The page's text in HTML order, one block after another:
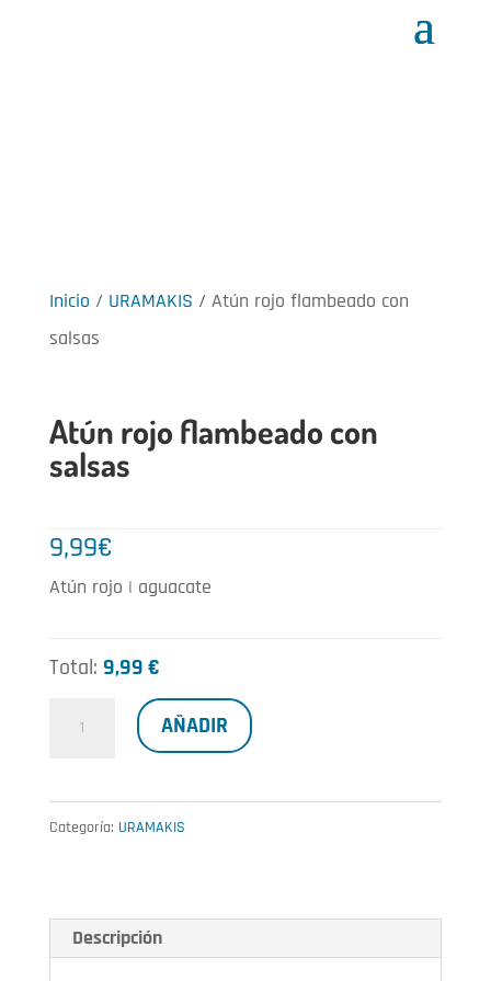
Inicio / URAMAKIS / Atún rojo flambeado con
salsas
Atún rojo flambeado con
salsas
9,99€
Atún rojo | aguacate
Total: 9,99 €
con
AÑADIR
Categoría: URAMAKIS
Descripción